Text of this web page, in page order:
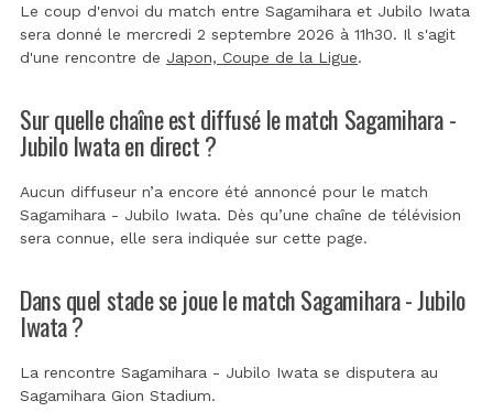
Le coup d'envoi du match entre Sagamihara et Jubilo Iwata
sera donné le mercredi 2 septembre 2026 à 11h30. Il s'agit
d'une rencontre de Japon, Coupe de la Ligue.
Sur quelle chaîne est diffusé le match Sagamihara -
Jubilo Iwata en direct ?
Aucun diffuseur n’a encore été annoncé pour le match
Sagamihara - Jubilo Iwata. Dès qu’une chaîne de télévision
sera connue, elle sera indiquée sur cette page.
Dans quel stade se joue le match Sagamihara - Jubilo
Iwata ?
La rencontre Sagamihara - Jubilo Iwata se disputera au
Sagamihara Gion Stadium.